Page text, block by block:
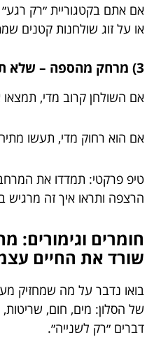
אם אתם בקטגוריית ״רק
או על זוג שולחנות קטנים
3) מרחק מהספה – שלא תתקעו בו ברך בכל מעבר
אם השולחן קרוב מדי,
אם הוא רחוק מדי, תעשו
טיפ פרקטי: תמדדו את
הרצפה ותראו איך זה מרגיש
חומרים וגימורים:
שורד את החיים
בואו נדבר על מה שמחזיק
של הסלון: מים, חום,
דברים ״רק לשנייה״.